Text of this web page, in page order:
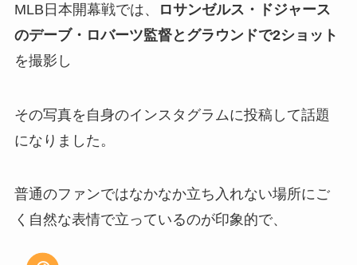
MLB日本開幕戦では、
ロサンゼルス・ドジャース
のデーブ・ロバーツ監督とグラウンドで2ショット
を撮影し
その写真を自身のインスタグラムに投稿して話題
になりました。
普通のファンではなかなか立ち入れない場所にご
く自然な表情で立っているのが印象的で、